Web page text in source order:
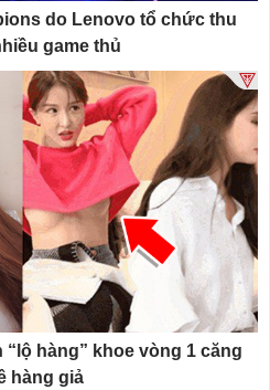
do Lenovo tổ chức thu
game thủ
hàng” khoe vòng 1 căng
hàng giả